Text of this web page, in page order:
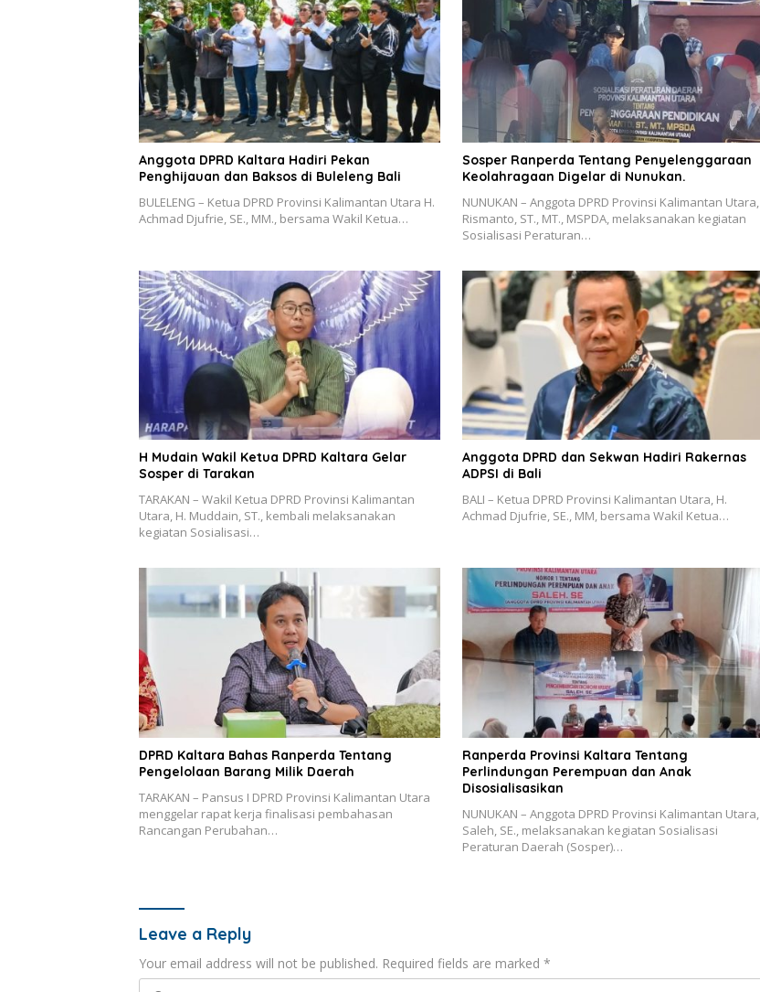
Anggota DPRD Kaltara Hadiri Pekan
Penghijauan dan Baksos di Buleleng Bali
BULELENG – Ketua DPRD Provinsi Kalimantan Utara H.
Achmad Djufrie, SE., MM., bersama Wakil Ketua…
Sosper Ranperda Tentang Penyelenggaraan
Keolahragaan Digelar di Nunukan.
NUNUKAN – Anggota DPRD Provinsi Kalimantan Utara,
Rismanto, ST., MT., MSPDA, melaksanakan kegiatan
Sosialisasi Peraturan…
H Mudain Wakil Ketua DPRD Kaltara Gelar
Sosper di Tarakan
TARAKAN – Wakil Ketua DPRD Provinsi Kalimantan
Utara, H. Muddain, ST., kembali melaksanakan
kegiatan Sosialisasi…
Anggota DPRD dan Sekwan Hadiri Rakernas
ADPSI di Bali
BALI – Ketua DPRD Provinsi Kalimantan Utara, H.
Achmad Djufrie, SE., MM, bersama Wakil Ketua…
DPRD Kaltara Bahas Ranperda Tentang
Pengelolaan Barang Milik Daerah
TARAKAN – Pansus I DPRD Provinsi Kalimantan Utara
menggelar rapat kerja finalisasi pembahasan
Rancangan Perubahan…
Ranperda Provinsi Kaltara Tentang
Perlindungan Perempuan dan Anak
Disosialisasikan
NUNUKAN – Anggota DPRD Provinsi Kalimantan Utara,
Saleh, SE., melaksanakan kegiatan Sosialisasi
Peraturan Daerah (Sosper)…
Leave a Reply
Your email address will not be published. Required fields are marked *